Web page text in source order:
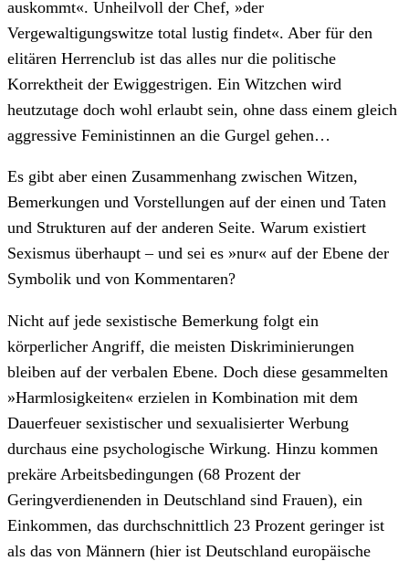
auskommt«. Unheilvoll der Chef, »der
Vergewaltigungswitze total lustig findet«. Aber für den
elitären Herrenclub ist das alles nur die politische
Korrektheit der Ewiggestrigen. Ein Witzchen wird
heutzutage doch wohl erlaubt sein, ohne dass einem gleich
aggressive Feministinnen an die Gurgel gehen…
Es gibt aber einen Zusammenhang zwischen Witzen,
Bemerkungen und Vorstellungen auf der einen und Taten
und Strukturen auf der anderen Seite. Warum existiert
Sexismus überhaupt – und sei es »nur« auf der Ebene der
Symbolik und von Kommentaren?
Nicht auf jede sexistische Bemerkung folgt ein
körperlicher Angriff, die meisten Diskriminierungen
bleiben auf der verbalen Ebene. Doch diese gesammelten
»Harmlosigkeiten« erzielen in Kombination mit dem
Dauerfeuer sexistischer und sexualisierter Werbung
durchaus eine psychologische Wirkung. Hinzu kommen
prekäre Arbeitsbedingungen (68 Prozent der
Geringverdienenden in Deutschland sind Frauen), ein
Einkommen, das durchschnittlich 23 Prozent geringer ist
als das von Männern (hier ist Deutschland europäische